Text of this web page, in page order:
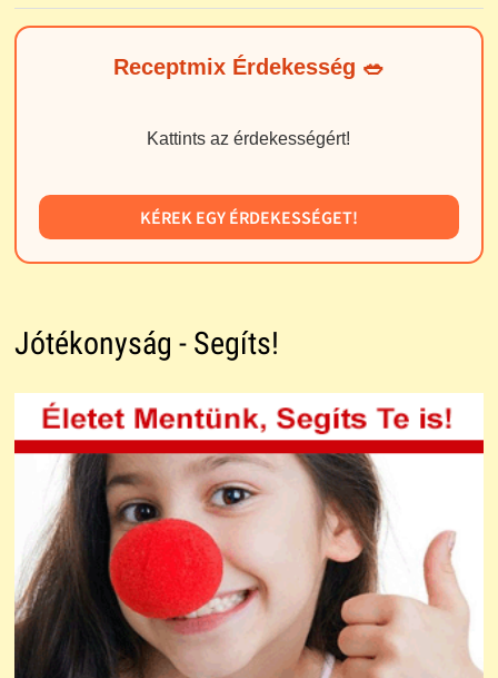
Receptmix Érdekesség 🥗
Kattints az érdekességért!
KÉREK EGY ÉRDEKESSÉGET!
Jótékonyság - Segíts!